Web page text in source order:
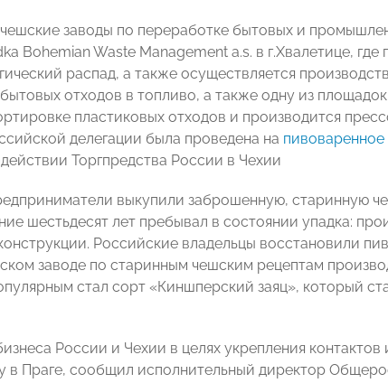
заводы по переработке бытовых и
Bohemian Waste Management a.s. в г.Хвалетице, где
распад, а также осуществляется
отходов в топливо, а также одну из
пластиковых отходов и производится
делегации была проведена на
Торгпредства России в Чехии
выкупили заброшенную, старинную
шестьдесят лет пребывал в состоянии упадка:
Российские владельцы восстановили
заводе по старинным чешским рецептам
стал сорт «Киншперский заяц», который
России и Чехии в целях укрепления
в Праге, сообщил исполнительный директор